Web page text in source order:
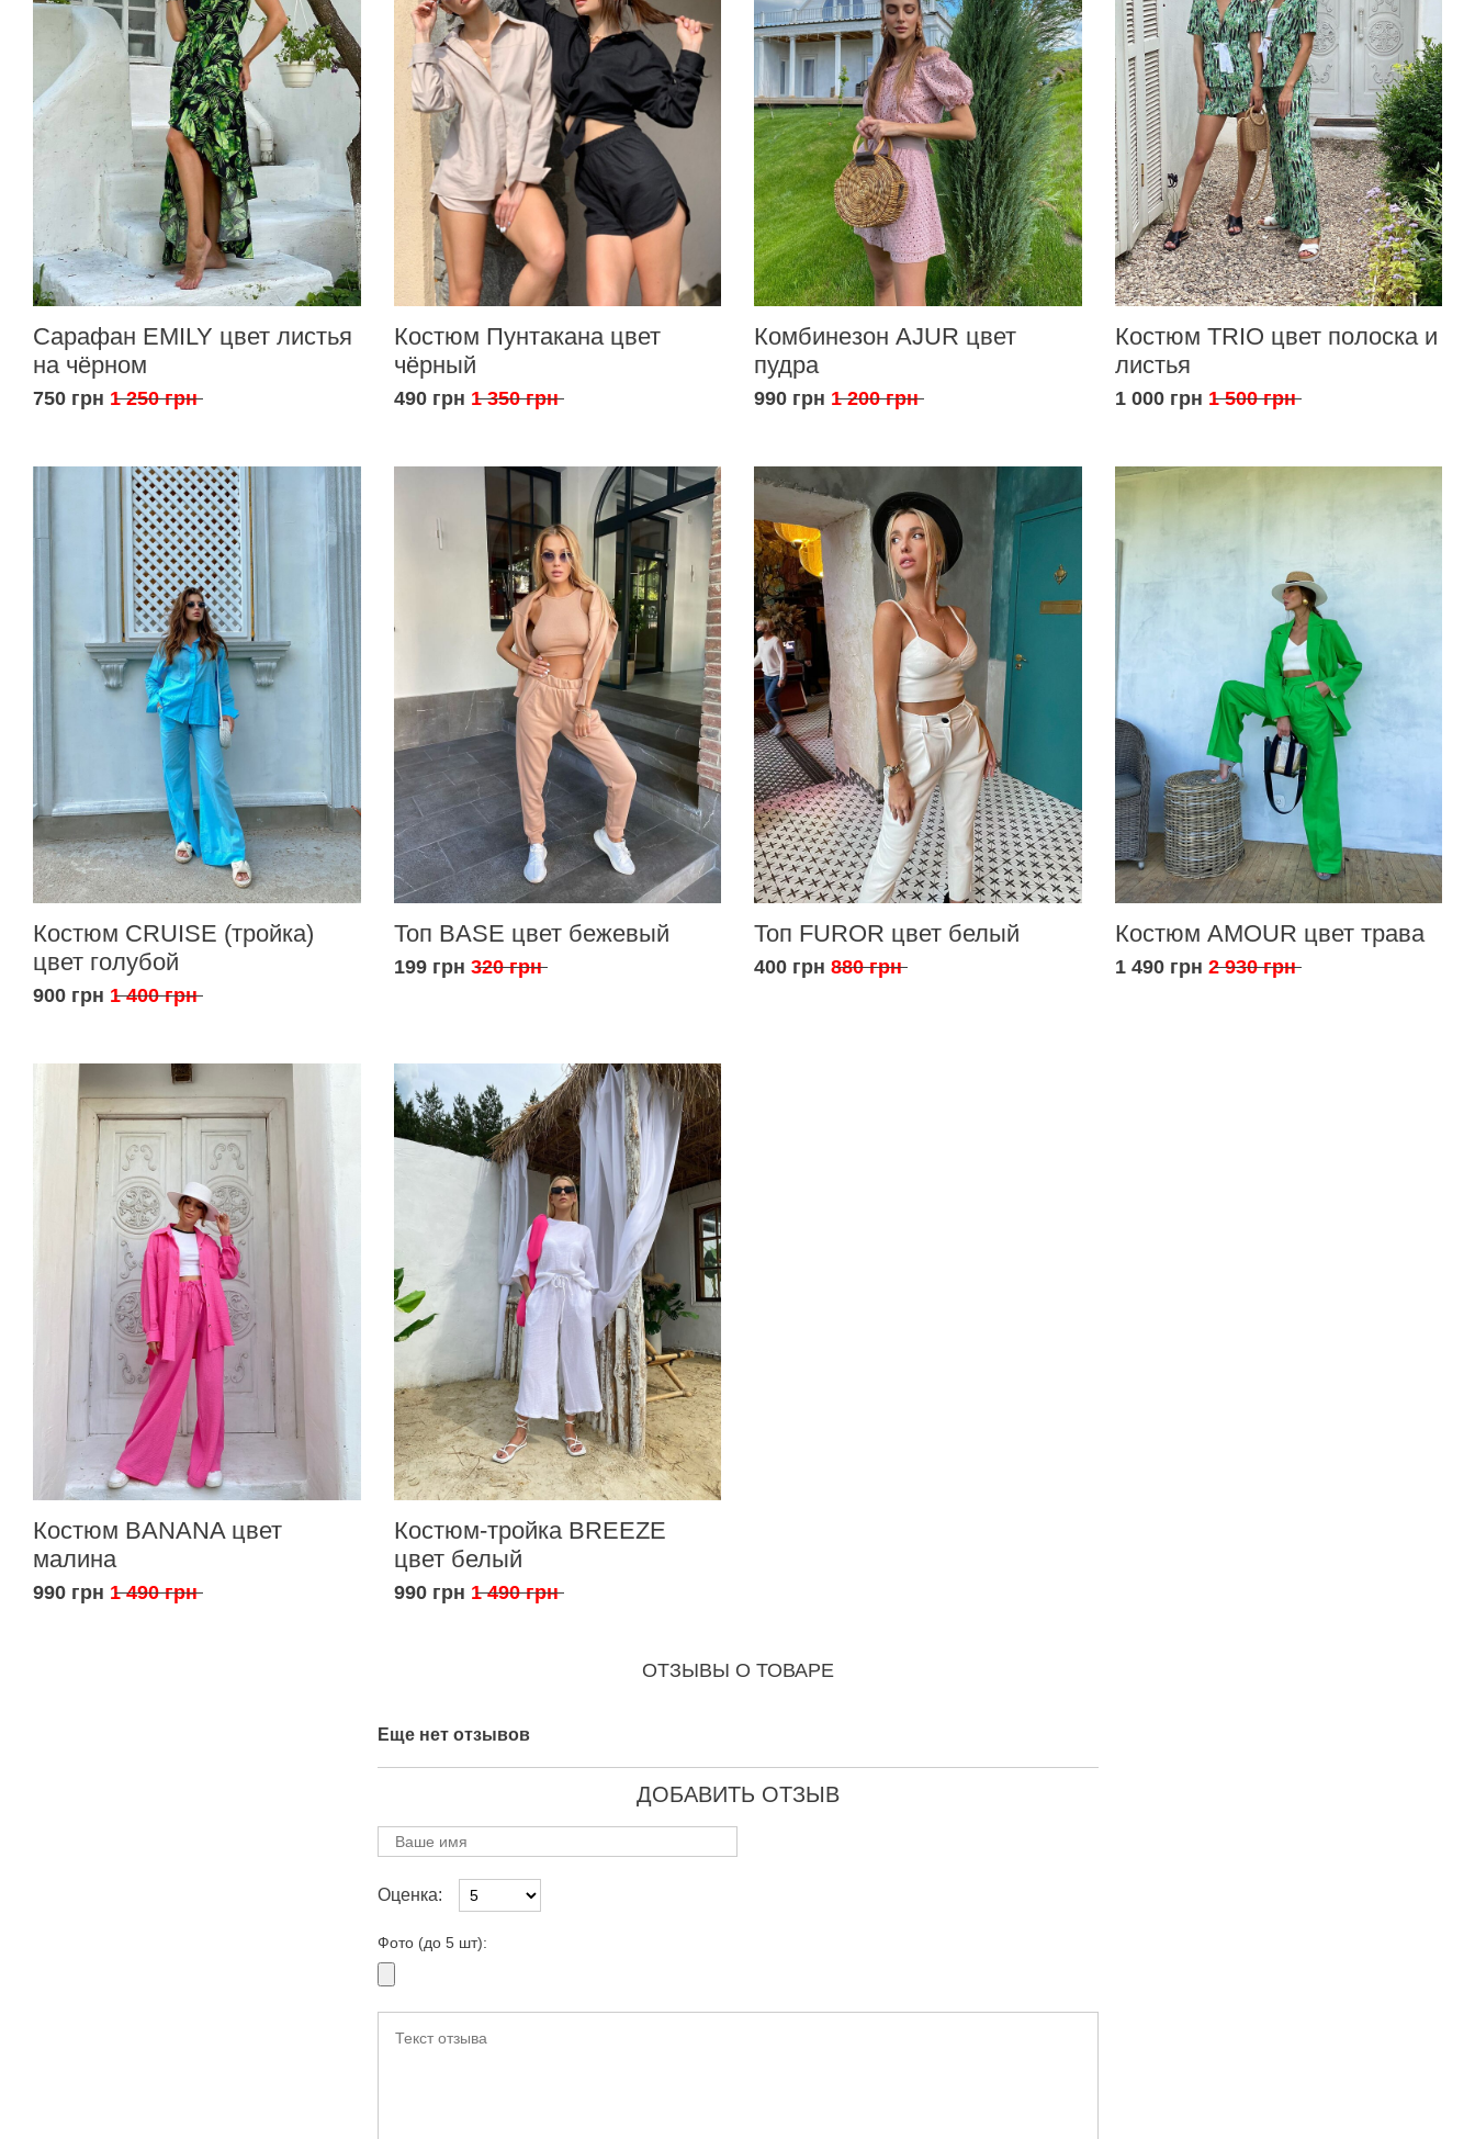
Сарафан EMILY цвет листья
на чёрном
750 грн 1 250 грн
Костюм Пунтакана цвет
чёрный
490 грн 1 350 грн
Комбинезон AJUR цвет
пудра
990 грн 1 200 грн
Костюм TRIO цвет полоска и
листья
1 000 грн 1 500 грн
Костюм CRUISE (тройка)
цвет голубой
900 грн 1 400 грн
Топ BASE цвет бежевый
199 грн 320 грн
Топ FUROR цвет белый
400 грн 880 грн
Костюм AMOUR цвет трава
1 490 грн 2 930 грн
Костюм BANANA цвет
малина
990 грн 1 490 грн
Костюм-тройка BREEZE
цвет белый
990 грн 1 490 грн
ОТЗЫВЫ О ТОВАРЕ
Еще нет отзывов
ДОБАВИТЬ ОТЗЫВ
Оценка:
Фото (до 5 шт):